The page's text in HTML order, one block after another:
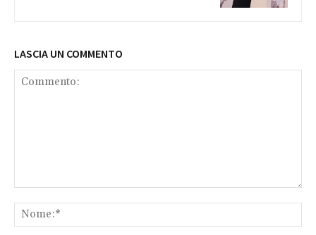
LASCIA UN COMMENTO